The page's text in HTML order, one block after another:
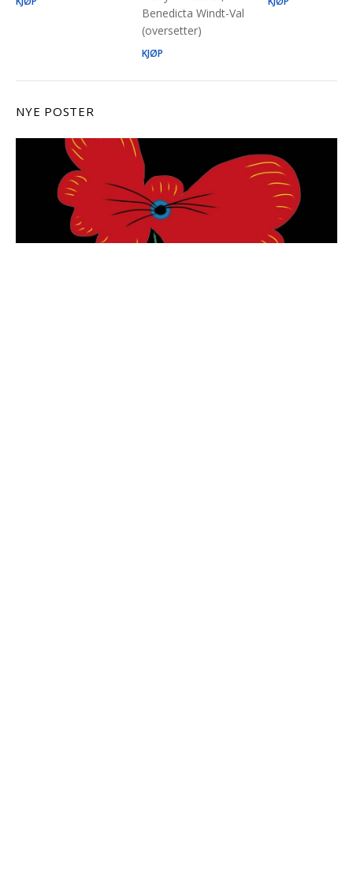
Benedicta Windt-Val
(oversetter)
KJØP
NYE POSTER